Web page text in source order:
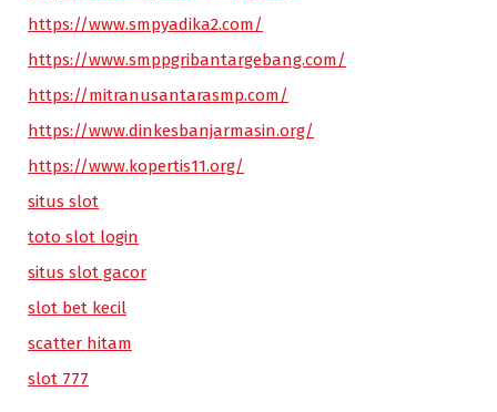
https://www.smpyadika2.com/
https://www.smppgribantargebang.com/
https://mitranusantarasmp.com/
https://www.dinkesbanjarmasin.org/
https://www.kopertis11.org/
situs slot
toto slot login
situs slot gacor
slot bet kecil
scatter hitam
slot 777